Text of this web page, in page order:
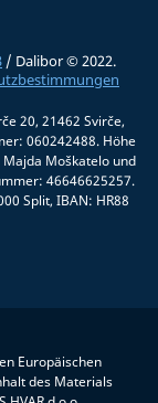
/ Dalibor © 2022.
20, 21462 Svirče,
060242488. Höhe
Moškatelo und
46646625257.
Split, IBAN: HR88
Europäischen
des Materials